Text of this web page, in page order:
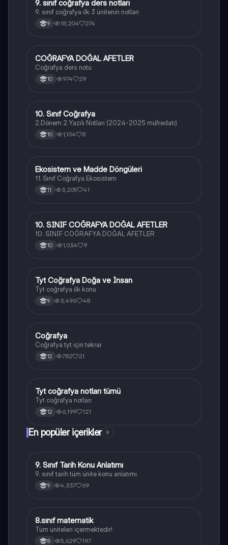
Coğrafya
9. sınıf coğrafya ders notları
9. sınıf coğrafya ilk 3 ünitenin notları
9 18,204 274
Coğrafya
COĞRAFYA DOĞAL AFETLER
Coğrafya ders notu
10 974 29
Coğrafya
10. Sınıf Coğrafya
2.Dönem 2.Yazılı Notları (2024-2025 müfredatı)
10 1,104 8
Coğrafya
Ekosistem ve Madde Döngüleri
11. Sınıf Coğrafya Ekosistem
11 3,205 41
Coğrafya
10. SINIF COĞRAFYA DOĞAL AFETLER
10. SINIF COĞRAFYA DOĞAL AFETLER
10 1,034 9
Coğrafya
Tyt Coğrafya Doğa ve İnsan
Tyt coğrafya ilk konu
9 3,496 48
Coğrafya
Coğrafya
Coğrafya tyt için tekrar
12 782 21
Coğrafya
Tyt coğrafya notları tümü
Tyt coğrafya notları
12 6,199 121
En popüler içerikler 9
Tarih
9. Sınıf Tarih Konu Anlatımı
9. sınıf tarih tüm ünite konu anlatımı
9 4,337 69
Matematik
8.sınıf matematik
Tüm üniteleri içermektedir!
8 5,629 197